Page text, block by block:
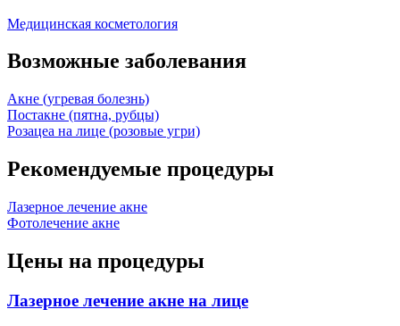
Медицинская косметология
Возможные заболевания
Акне (угревая болезнь)
Постакне (пятна, рубцы)
Розацеа на лице (розовые угри)
Рекомендуемые процедуры
Лазерное лечение акне
Фотолечение акне
Цены на процедуры
Лазерное лечение акне на лице